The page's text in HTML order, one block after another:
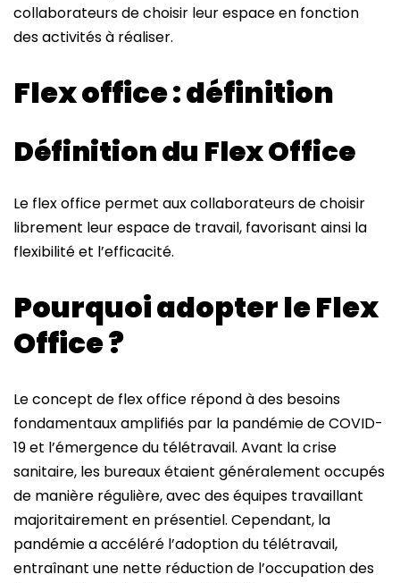
collaborateurs de choisir leur espace en fonction
des activités à réaliser.
Flex office : définition
Définition du Flex Office
Le flex office permet aux collaborateurs de choisir
librement leur espace de travail, favorisant ainsi la
flexibilité et l’efficacité.
Pourquoi adopter le Flex
Office ?
Le concept de flex office répond à des besoins
fondamentaux amplifiés par la pandémie de COVID-
19 et l’émergence du télétravail. Avant la crise
sanitaire, les bureaux étaient généralement occupés
de manière régulière, avec des équipes travaillant
majoritairement en présentiel. Cependant, la
pandémie a accéléré l’adoption du télétravail,
entraînant une nette réduction de l’occupation des